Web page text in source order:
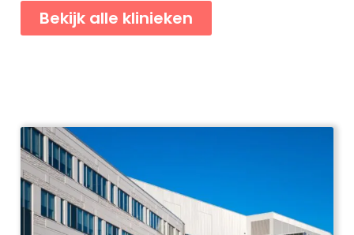
Bekijk alle klinieken